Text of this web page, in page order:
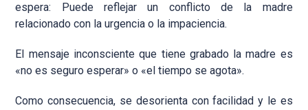
espera: Puede reflejar un conflicto de la madre
relacionado con la urgencia o la impaciencia.
El mensaje inconsciente que tiene grabado la madre es
«no es seguro esperar» o «el tiempo se agota».
Como consecuencia, se desorienta con facilidad y le es